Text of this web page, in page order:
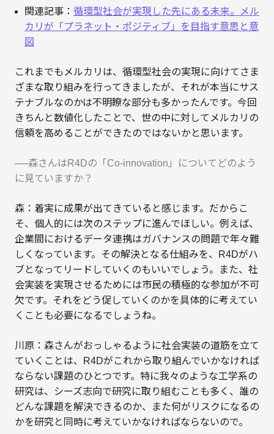
関連記事： 循環型社会が実現した先にある未来。メル
カリが「プラネット・ポジティブ」を目指す意思と意
図
これまでもメルカリは、循環型社会の実現に向けてさま
ざまな取り組みを行ってきましたが、それが本当にサス
テナブルなのかは不明瞭な部分も多かったんです。今回
きちんと数値化したことで、世の中に対してメルカリの
信頼を高めることができたのではないかと思います。
──森さんはR4Dの「Co-innovation」についてどのよう
に見ていますか？
森：着実に成果が出てきていると感じます。だからこ
そ、個人的には次のステップに進んでほしい。例えば、
企業間におけるデータ連携はガバナンスの問題で年々難
しくなっています。その解決となる仕組みを、R4Dがハ
ブとなってリードしていくのもいいでしょう。また、社
会実装を実現させるためには市民の積極的な参加が不可
欠です。それをどう促していくのかを具体的に考えてい
くことも必要になるでしょうね。
川原：森さんがおっしゃるように社会実装の道筋を立て
ていくことは、R4Dがこれから取り組んでいかなければ
ならない課題のひとつです。特に我々のような工学系の
研究は、シーズ志向で研究に取り組むことも多く、誰の
どんな課題を解決できるのか、また何がリスクになるの
かを研究と同時に考えていかなければならないので。